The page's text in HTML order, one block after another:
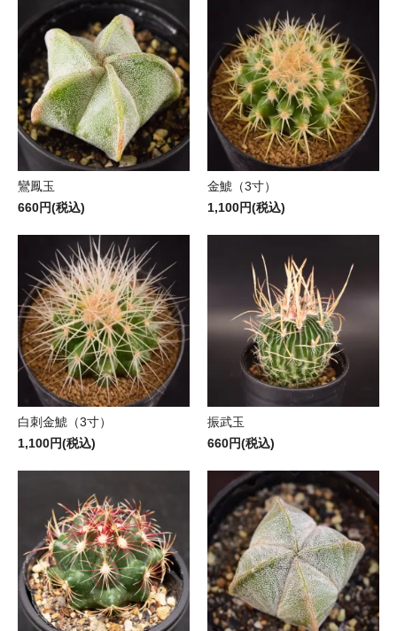
鸞鳳玉
660円(税込)
金鯱（3寸）
1,100円(税込)
白刺金鯱（3寸）
1,100円(税込)
振武玉
660円(税込)